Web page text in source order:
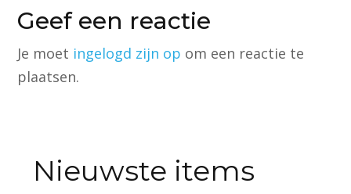
Geef een reactie
Je moet ingelogd zijn op om een reactie te
plaatsen.
Nieuwste items